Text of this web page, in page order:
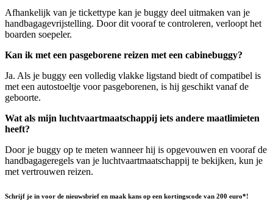
Afhankelijk van je tickettype kan je buggy deel uitmaken van je
handbagagevrijstelling. Door dit vooraf te controleren, verloopt het
boarden soepeler.
Kan ik met een pasgeborene reizen met een cabinebuggy?
Ja. Als je buggy een volledig vlakke ligstand biedt of compatibel is
met een autostoeltje voor pasgeborenen, is hij geschikt vanaf de
geboorte.
Wat als mijn luchtvaartmaatschappij iets andere maatlimieten
heeft?
Door je buggy op te meten wanneer hij is opgevouwen en vooraf de
handbagageregels van je luchtvaartmaatschappij te bekijken, kun je
met vertrouwen reizen.
Schrijf je in voor de nieuwsbrief en maak kans op een kortingscode van 200 euro*!